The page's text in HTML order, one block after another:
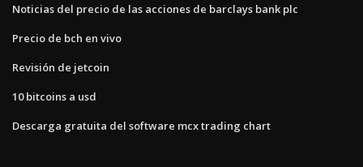
Noticias del precio de las acciones de barclays bank plc
Precio de bch en vivo
Revisión de jetcoin
10 bitcoins a usd
Descarga gratuita del software mcx trading chart